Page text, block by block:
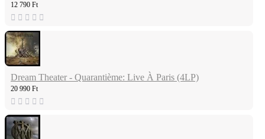
12 790 Ft
Dream Theater - Quarantième: Live À Paris (4LP)
20 990 Ft